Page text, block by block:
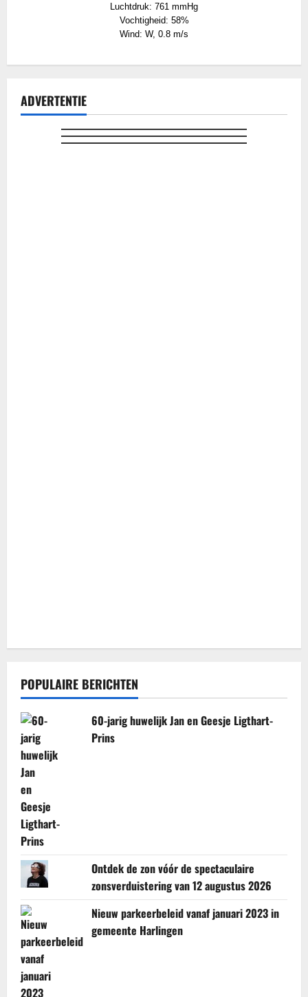
Luchtdruk: 761 mmHg
Vochtigheid: 58%
Wind: W, 0.8 m/s
ADVERTENTIE
POPULAIRE BERICHTEN
60-jarig huwelijk Jan en Geesje Ligthart-
Prins
Ontdek de zon vóór de spectaculaire
zonsverduistering van 12 augustus 2026
Nieuw parkeerbeleid vanaf januari 2023 in
gemeente Harlingen